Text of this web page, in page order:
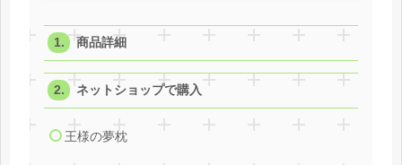
商品詳細
ネットショップで購入
王様の夢枕